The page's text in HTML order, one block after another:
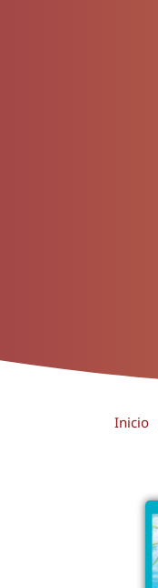
Inicio